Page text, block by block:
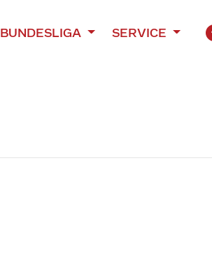
BUNDESLIGA SERVICE